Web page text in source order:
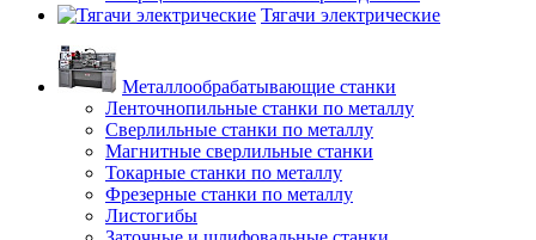
Тягачи электрические
Металлообрабатывающие станки
Ленточнопильные станки по металлу
Сверлильные станки по металлу
Магнитные сверлильные станки
Токарные станки по металлу
Фрезерные станки по металлу
Листогибы